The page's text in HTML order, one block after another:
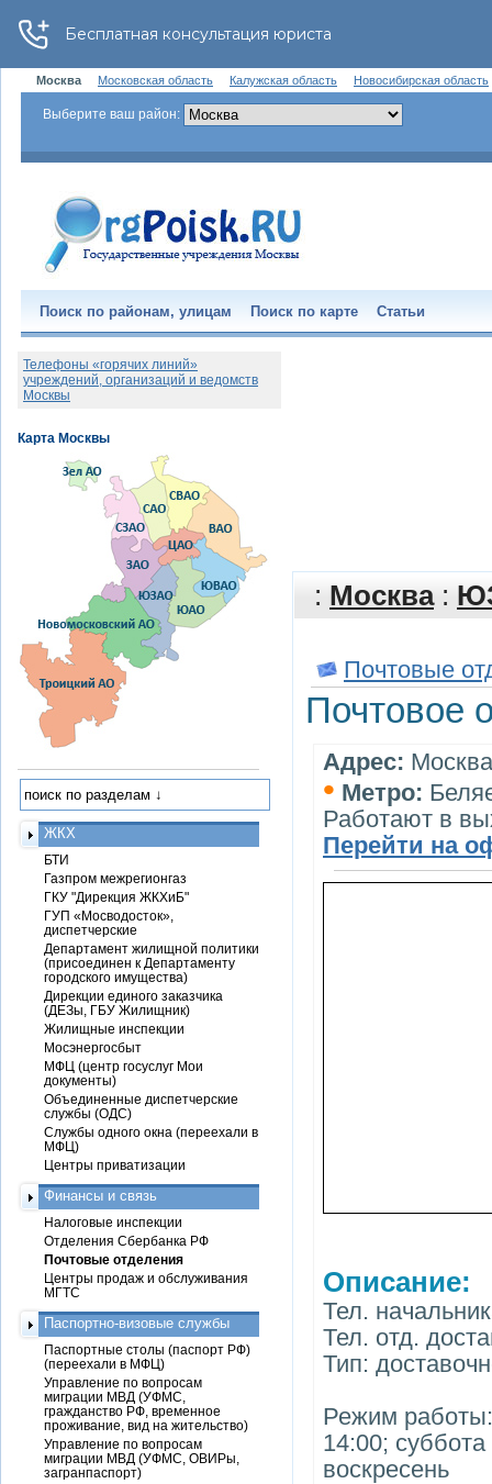
Москва Московская область Калужская область Новосибирская область
Выберите ваш район:
Поиск по районам, улицам Поиск по карте Статьи
: Москва:
Почтовые
Почтовое
Адрес:
• Метро:
Работают в
Перейти на
Описание:
Тел.
Тел. отд.
Тип:
Режим
14:00;
воскресень
Телефоны «горячих линий»
учреждений, организаций и ведомств
Москвы
ЖКХ
БТИ
Газпром межрегионгаз
ГКУ "Дирекция ЖКХиБ"
ГУП «Мосводосток»,
диспетчерские
Департамент жилищной политики
(присоединен к Департаменту
городского имущества)
Дирекции единого заказчика
(ДЕЗы, ГБУ Жилищник)
Жилищные инспекции
Мосэнергосбыт
МФЦ (центр госуслуг Мои
документы)
Объединенные диспетчерские
службы (ОДС)
Службы одного окна (переехали в
МФЦ)
Центры приватизации
Финансы и связь
Налоговые инспекции
Отделения Сбербанка РФ
Почтовые отделения
Центры продаж и обслуживания
МГТС
Паспортно-визовые службы
Паспортные столы (паспорт РФ)
(переехали в МФЦ)
Управление по вопросам
миграции МВД (УФМС,
гражданство РФ, временное
проживание, вид на жительство)
Управление по вопросам
миграции МВД (УФМС, ОВИРы,
загранпаспорт)